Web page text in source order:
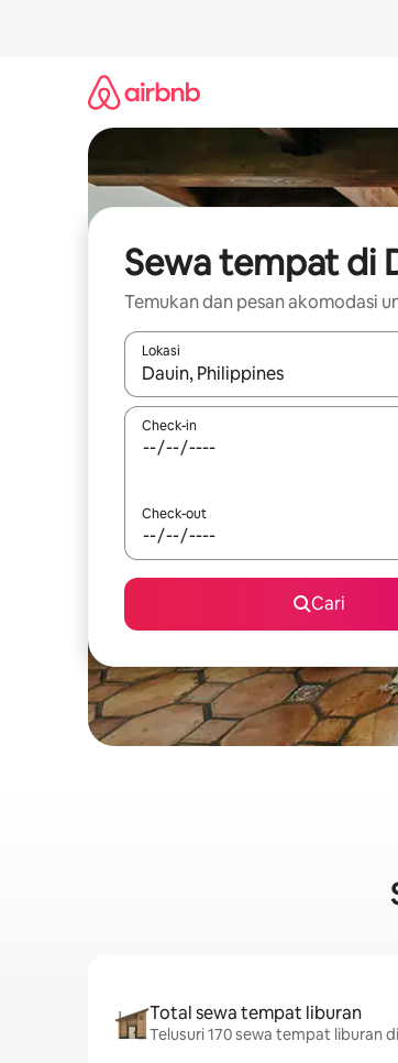
Sewa tempat di
Temukan dan pesan akomodasi
Lokasi
Jika hasil yang dicari tersedia,
Check-in
Check-out
Cari
Total sewa tempat liburan
Telusuri 170 sewa tempat liburan